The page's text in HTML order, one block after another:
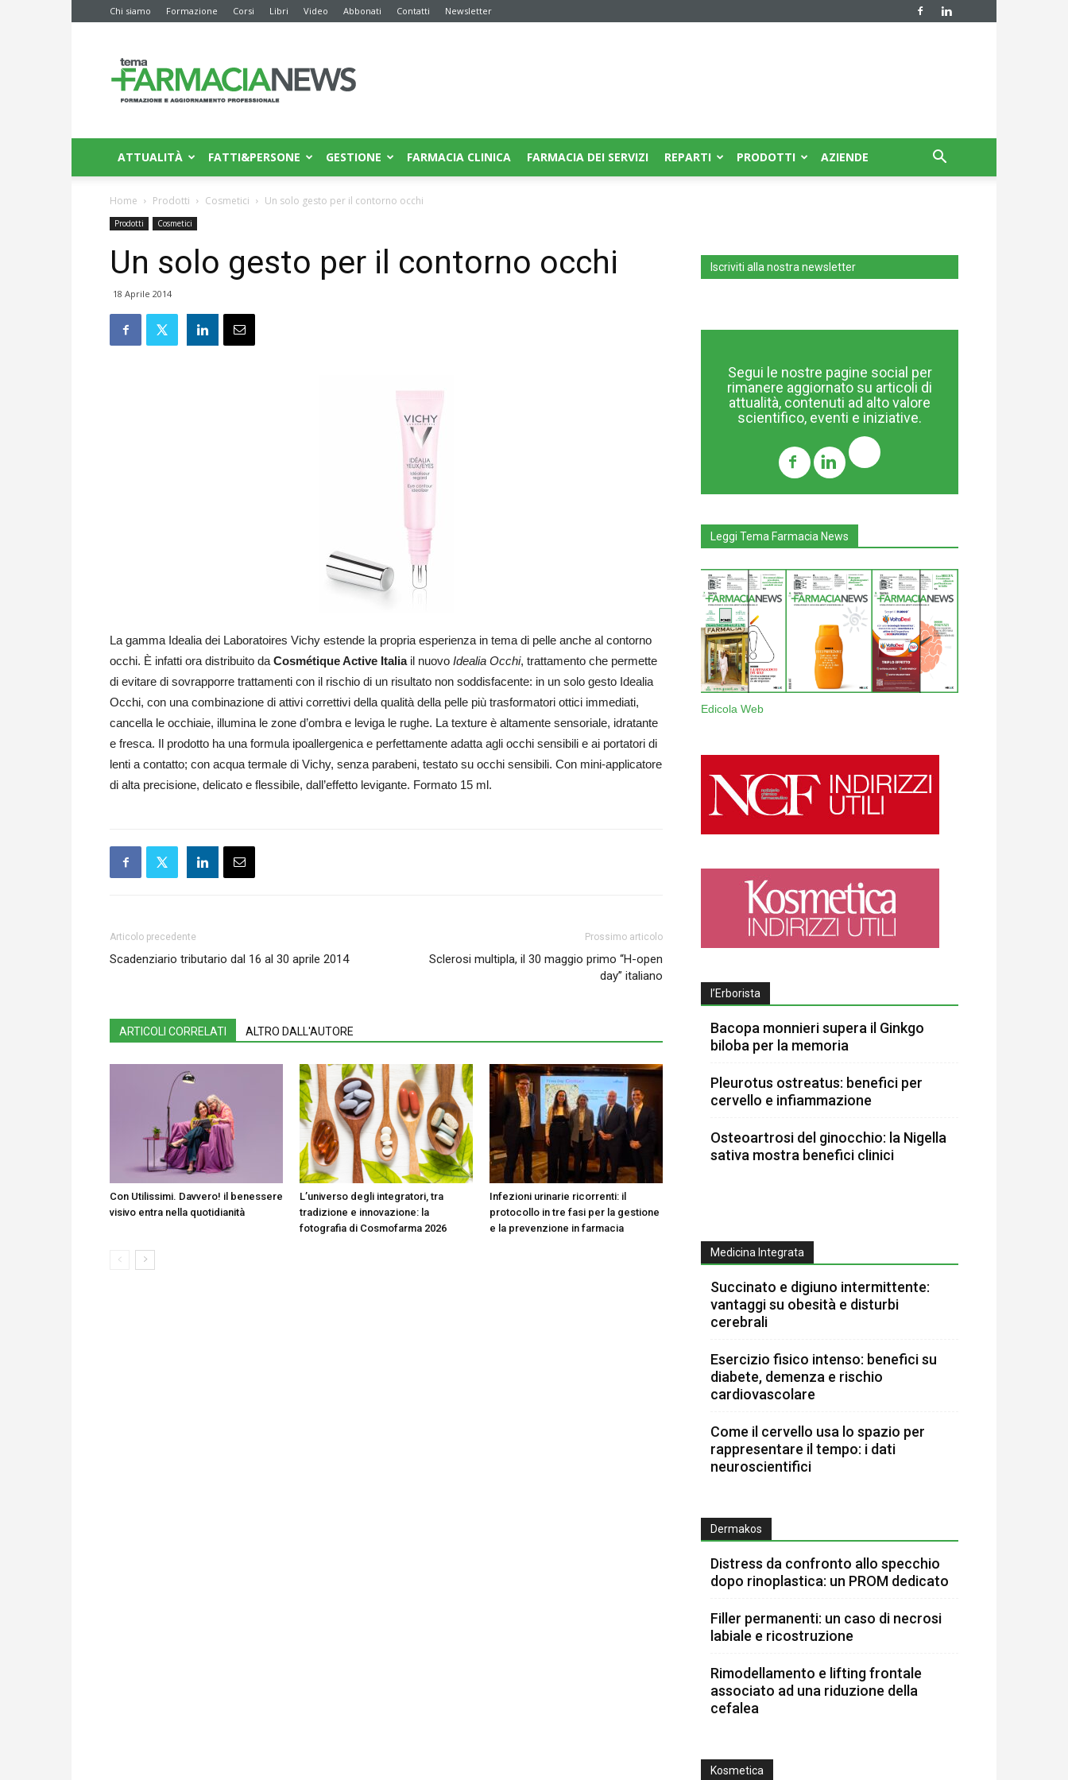
Chi siamo Formazione Corsi Libri Video Abbonati Contatti Newsletter
News
ATTUALITÀ FATTI&PERSONE GESTIONE FARMACIA CLINICA FARMACIA DEI SERVIZI REPARTI PRODOTTI AZIENDE
Home Prodotti Cosmetici Un solo gesto per il contorno occhi
Prodotti Cosmetici
Un solo gesto per il contorno occhi
18 Aprile 2014
La gamma Idealia dei Laboratoires Vichy estende la propria esperienza in tema di pelle anche al contorno
occhi. È infatti ora distribuito da Cosmétique Active Italiail nuovo Idealia Occhi, trattamento che permette
di evitare di sovrapporre trattamenti con il rischio di un risultato non soddisfacente: in un solo gesto Idealia
Occhi, con una combinazione di attivi correttivi della qualità della pelle più trasformatori ottici immediati,
cancella le occhiaie, illumina le zone d’ombra e leviga le rughe. La texture è altamente sensoriale, idratante
e fresca. Il prodotto ha una formula ipoallergenica e perfettamente adatta agli occhi sensibili e ai portatori di
lenti a contatto; con acqua termale di Vichy, senza parabeni, testato su occhi sensibili. Con mini-applicatore
di alta precisione, delicato e flessibile, dall’effetto levigante. Formato 15 ml.
Articolo precedente
Scadenziario tributario dal 16 al 30 aprile 2014
Prossimo articolo
Sclerosi multipla, il 30 maggio primo “H-open
day” italiano
ARTICOLI CORRELATI ALTRO DALL'AUTORE
Con Utilissimi. Davvero! il benessere
visivo entra nella quotidianità
L’universo degli integratori, tra
tradizione e innovazione: la
fotografia di Cosmofarma 2026
Infezioni urinarie ricorrenti: il
protocollo in tre fasi per la gestione
e la prevenzione in farmacia
Iscriviti alla nostra newsletter
Segui le nostre pagine social per
rimanere aggiornato su articoli di
attualità, contenuti ad alto valore
scientifico, eventi e iniziative.
Leggi Tema Farmacia News
Edicola Web
l’Erborista
Bacopa monnieri supera il Ginkgo
biloba per la memoria
Pleurotus ostreatus: benefici per
cervello e infiammazione
Osteoartrosi del ginocchio: la Nigella
sativa mostra benefici clinici
Medicina Integrata
Succinato e digiuno intermittente:
vantaggi su obesità e disturbi
cerebrali
Esercizio fisico intenso: benefici su
diabete, demenza e rischio
cardiovascolare
Come il cervello usa lo spazio per
rappresentare il tempo: i dati
neuroscientifici
Dermakos
Distress da confronto allo specchio
dopo rinoplastica: un PROM dedicato
Filler permanenti: un caso di necrosi
labiale e ricostruzione
Rimodellamento e lifting frontale
associato ad una riduzione della
cefalea
Kosmetica